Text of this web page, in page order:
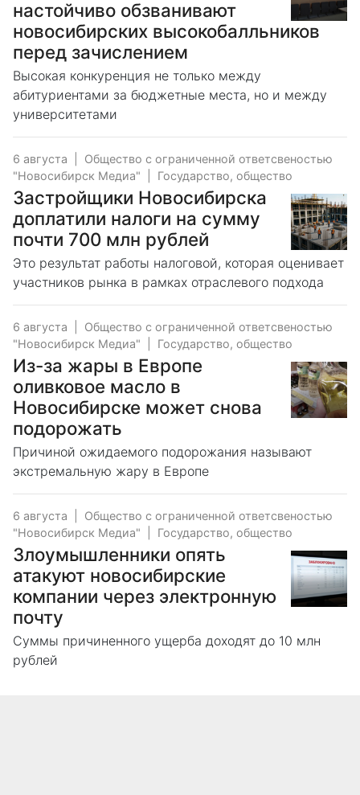
настойчиво обзванивают
новосибирских высокобалльников
перед зачислением
Высокая конкуренция не только между
абитуриентами за бюджетные места, но и между
университетами
6 августа
Общество с ограниченной ответсвеностью
"Новосибирск Медиа"
Государство, общество
Застройщики Новосибирска
доплатили налоги на сумму
почти 700 млн рублей
Это результат работы налоговой, которая оценивает
участников рынка в рамках отраслевого подхода
6 августа
Общество с ограниченной ответсвеностью
"Новосибирск Медиа"
Государство, общество
Из-за жары в Европе
оливковое масло в
Новосибирске может снова
подорожать
Причиной ожидаемого подорожания называют
экстремальную жару в Европе
6 августа
Общество с ограниченной ответсвеностью
"Новосибирск Медиа"
Государство, общество
Злоумышленники опять
атакуют новосибирские
компании через электронную
почту
Суммы причиненного ущерба доходят до 10 млн
рублей